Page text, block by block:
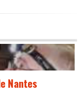
Nantes